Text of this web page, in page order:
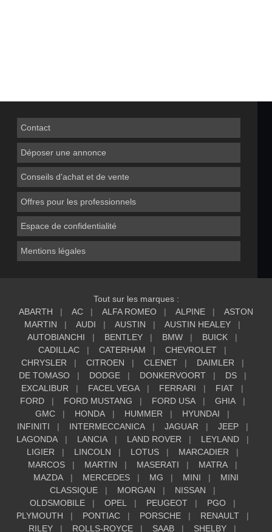
Contact
Déposer une annonce
Conseils d'achat et de vente
Offres pour les professionnels
Espace de confidentialité
Mentions légales
Tout sur les marques :
ABARTH
AC ALFA ROMEO ALPINE
ASTON
MARTIN
AUDI AUSTIN
AUSTIN HEALEY
AUTOBIANCHI
BENTLEY BMW
BUICK
CADILLAC
CATERHAM
CHEVROLET
CHRYSLER
CITROEN CLENET
DAIMLER
DE TOMASO
DODGE DONKERVOORT
DS
EXCALIBUR
FACEL VEGA FERRARI
FIAT
FORD
FORD MUSTANG FORD USA
GHIA
GMC
HONDA HUMMER
HYUNDAI
INFINITI
INTERMECCANICA JAGUAR
JEEP
LAGONDA
LANCIA LAND ROVER
LEYLAND
LIGIER
LINCOLN LOTUS
MARCADIER
MARCOS
MARTIN MASERATI
MATRA
MAZDA
MERCEDES MG MINI
MINI
CLASSIQUE
MORGAN
NISSAN
OLDSMOBILE
OPEL PEUGEOT
PGO
PLYMOUTH
PONTIAC PORSCHE
RENAULT
RILEY
ROLLS-ROYCE SAAB SHELBY